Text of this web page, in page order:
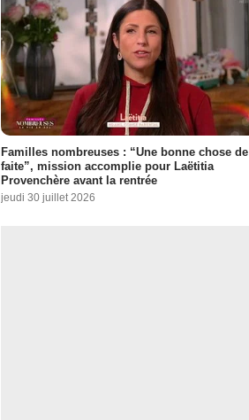
Familles nombreuses : “Une bonne chose de
faite”, mission accomplie pour Laëtitia
Provenchère avant la rentrée
jeudi 30 juillet 2026